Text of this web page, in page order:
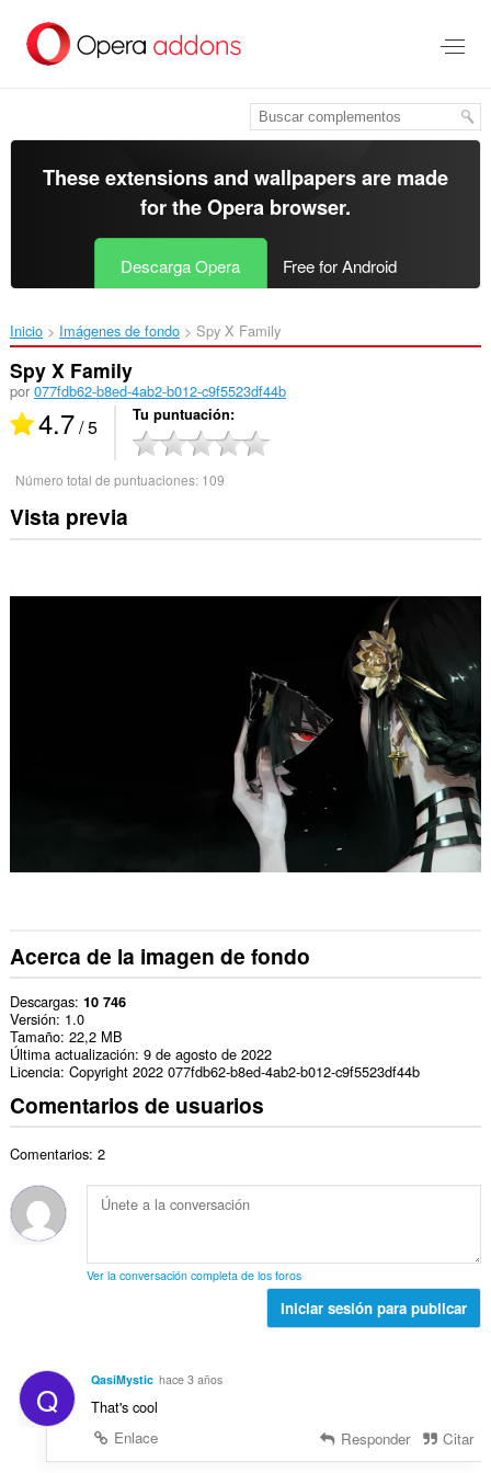
contenido
These extensions and wallpapers are made
for theOpera browser.
Descarga Opera Free for Android
Inicio Imágenes de fondo Spy X Family‎
Spy X Family
por 077fdb62-b8ed-4ab2-b012-c9f5523df44b
4.7/ 5 Tu puntuación
Número total de puntuaciones: 109
Vista previa
Acerca de la imagen de fondo
Descargas 10 746
Versión 1.0
Tamaño 22,2 MB
Última actualización 9 de agosto de 2022
Licencia Copyright 2022 077fdb62-b8ed-4ab2-b012-c9f5523df44b
Comentarios de usuarios
Comentarios: 2
Ver la conversación completa de los foros
Iniciar sesión para publicar
Q QasiMystic hace 3 años
That's cool
Enlace
Responder Citar